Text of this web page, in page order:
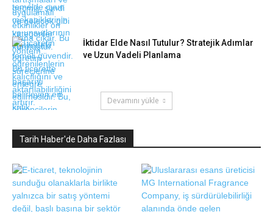
İktidar Elde Nasıl Tutulur? Stratejik Adımlar
ve Uzun Vadeli Planlama
Devamını yükle
Tarih Haber'de Daha Fazlası